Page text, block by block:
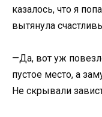
казалось, что я
вытянула
—Да, вот уж
пустое место, а
Не скрывали